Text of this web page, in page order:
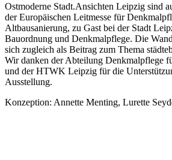
Ostmoderne Stadt.Ansichten Leipzig sind
der Europäischen Leitmesse für
Altbausanierung, zu Gast bei der Stadt
Bauordnung und Denkmalpflege. Die
sich zugleich als Beitrag zum Thema
Wir danken der Abteilung Denkmalpflege
und der HTWK Leipzig für die
Ausstellung.
Konzeption: Annette Menting, Lurette